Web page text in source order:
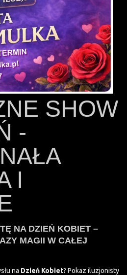
SHOW
-
I
NA DZIEŃ KOBIET –
MAGII W CAŁEJ
na Dzień Kobiet? Pokaz iluzjonisty